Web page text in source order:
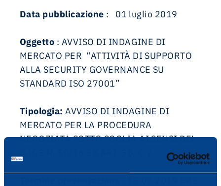
Data pubblicazione : 01 luglio 2019
Oggetto : AVVISO DI INDAGINE DI
MERCATO PER “ATTIVITÀ DI SUPPORTO
ALLA SECURITY GOVERNANCE SU
STANDARD ISO 27001”
Tipologia: AVVISO DI INDAGINE DI
MERCATO PER LA PROCEDURA
NEGOZIATA SOTTO SOGLIA AI SENSI DEL